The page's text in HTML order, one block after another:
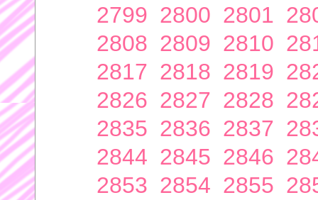
2799 2800 2801
2808 2809 2810
2817 2818 2819
2826 2827 2828
2835 2836 2837
2844 2845 2846
2853 2854 2855